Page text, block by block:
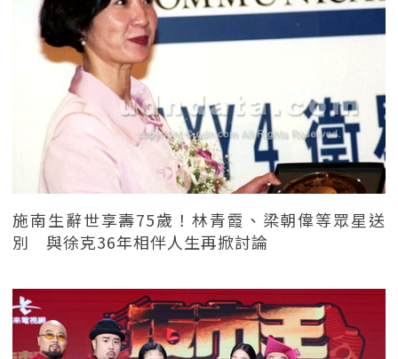
施南生辭世享壽75歲！林青霞、梁朝偉等眾星送
別 與徐克36年相伴人生再掀討論